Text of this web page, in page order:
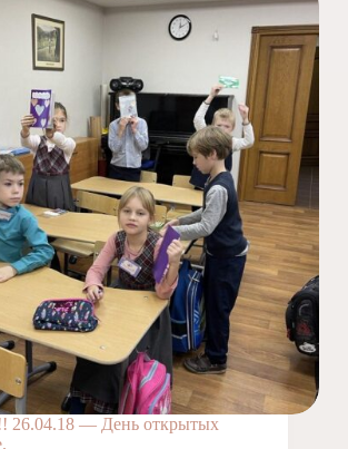
— День открытых